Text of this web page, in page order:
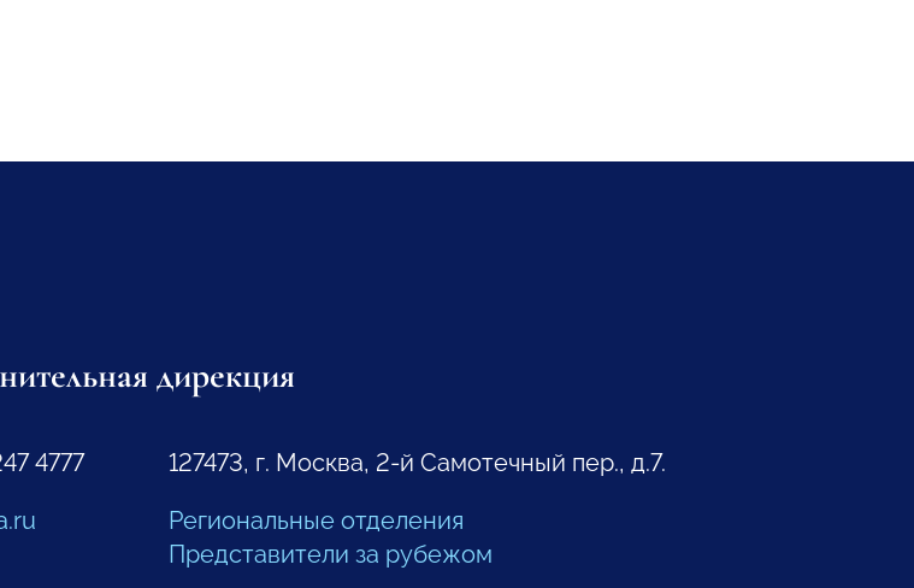
дирекция
4777
127473, г. Москва, 2-й Самотечный пер., д.7.
Региональные отделения
Представители за рубежом